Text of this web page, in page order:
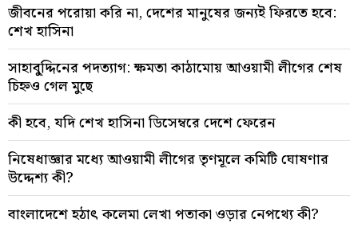
জীবনের পরোয়া করি না, দেশের মানুষের জন্যই ফিরতে হবে:
শেখ হাসিনা
সাহাবু্দ্দিনের পদত্যাগ: ক্ষমতা কাঠামোয় আওয়ামী লীগের শেষ
চিহ্নও গেল মুছে
কী হবে, যদি শেখ হাসিনা ডিসেম্বরে দেশে ফেরেন
নিষেধাজ্ঞার মধ্যে আওয়ামী লীগের তৃণমূলে কমিটি ঘোষণার
উদ্দেশ্য কী?
বাংলাদেশে হঠাৎ কলেমা লেখা পতাকা ওড়ার নেপথ্যে কী?